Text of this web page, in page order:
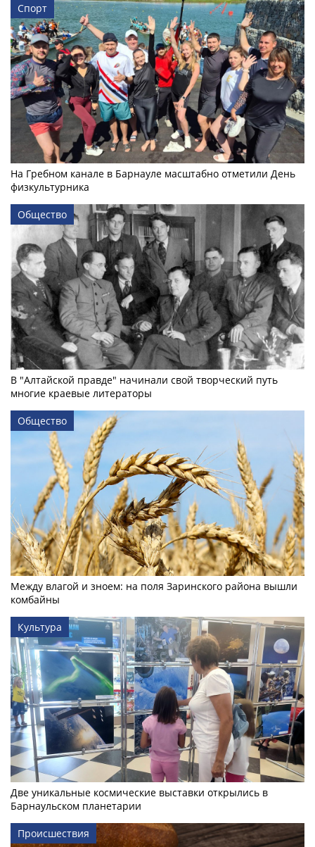
Спорт
На Гребном канале в Барнауле масштабно отметили День
физкультурника
Общество
В "Алтайской правде" начинали свой творческий путь
многие краевые литераторы
Общество
Между влагой и зноем: на поля Заринского района вышли
комбайны
Культура
Две уникальные космические выставки открылись в
Барнаульском планетарии
Происшествия